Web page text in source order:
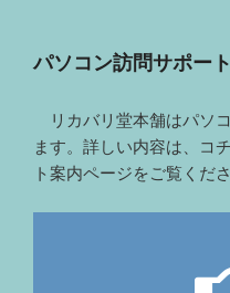
パソコン訪問サポー
リカバリ堂本舗はパソ
ます。詳しい内容は、コ
ト案内ページをご覧くださ